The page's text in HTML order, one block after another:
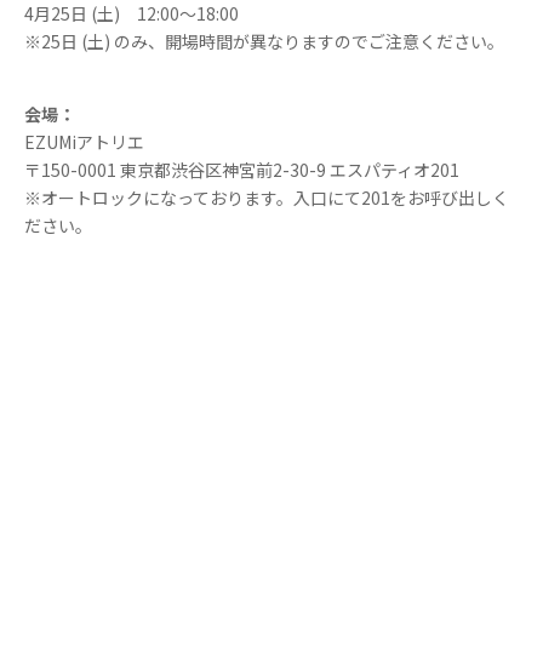
4月25日 (土) 12:00〜18:00
※25日 (土) のみ、開場時間が異なりますのでご注意ください。
会場：
EZUMiアトリエ
〒150-0001 東京都渋谷区神宮前2-30-9 エスパティオ201
※オートロックになっております。入口にて201をお呼び出しく
ださい。